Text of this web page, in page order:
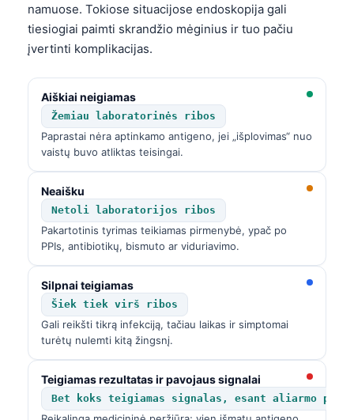
namuose. Tokiose situacijose endoskopija gali
tiesiogiai paimti skrandžio mėginius ir tuo pačiu
įvertinti komplikacijas.
Aiškiai neigiamas
Žemiau laboratorinės ribos
Paprastai nėra aptinkamo antigeno, jei „išplovimas“ nuo
vaistų buvo atliktas teisingai.
Neaišku
Netoli laboratorijos ribos
Pakartotinis tyrimas teikiamas pirmenybė, ypač po
PPIs, antibiotikų, bismuto ar viduriavimo.
Silpnai teigiamas
Šiek tiek virš ribos
Gali reikšti tikrą infekciją, tačiau laikas ir simptomai
turėtų nulemti kitą žingsnį.
Teigiamas rezultatas ir pavojaus signalai
Bet koks teigiamas signalas, esant aliarmo